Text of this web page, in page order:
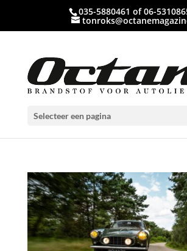
035-5880461 of 06-
Selecteer een pagina